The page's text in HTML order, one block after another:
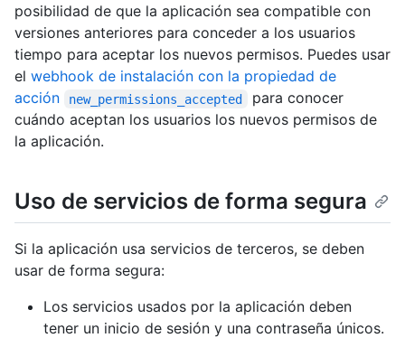
posibilidad de que la aplicación sea compatible con
versiones anteriores para conceder a los usuarios
tiempo para aceptar los nuevos permisos. Puedes usar
el webhook de instalación con la propiedad de
acción
new_permissions_accepted
para conocer
cuándo aceptan los usuarios los nuevos permisos de
la aplicación.
Uso de servicios de forma segura
Si la aplicación usa servicios de terceros, se deben
usar de forma segura:
Los servicios usados por la aplicación deben
tener un inicio de sesión y una contraseña únicos.